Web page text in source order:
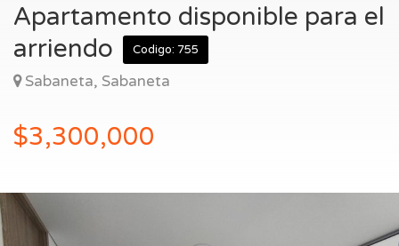
Zona Clientes
Apartamento disponible para el
arriendo
Codigo: 755
Sabaneta, Sabaneta
$3,300,000